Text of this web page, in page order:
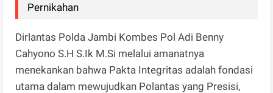
Pernikahan
​Dirlantas Polda Jambi Kombes Pol Adi Benny
Cahyono S.H S.Ik M.Si melalui amanatnya
menekankan bahwa Pakta Integritas adalah fondasi
utama dalam mewujudkan Polantas yang Presisi,